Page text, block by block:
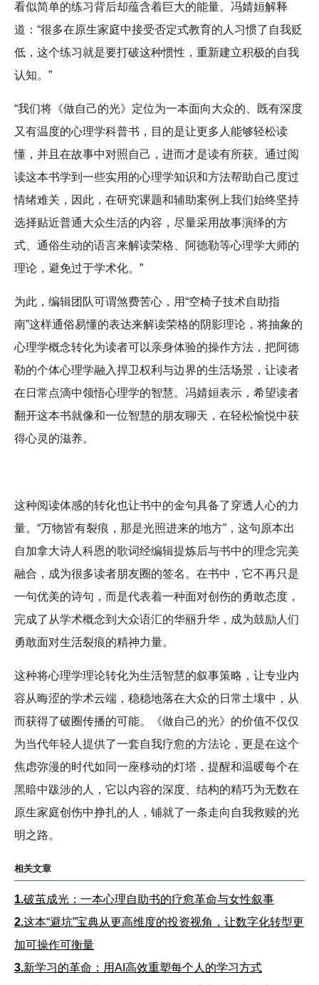
看似简单的练习背后却蕴含着巨大的能量。冯婧姮解释
道：“很多在原生家庭中接受否定式教育的人习惯了自我贬
低，这个练习就是要打破这种惯性，重新建立积极的自我
认知。”
“我们将《做自己的光》定位为一本面向大众的、既有深度
又有温度的心理学科普书，目的是让更多人能够轻松读
懂，并且在故事中对照自己，进而才是读有所获。通过阅
读这本书学到一些实用的心理学知识和方法帮助自己度过
情绪难关，因此，在研究课题和辅助案例上我们始终坚持
选择贴近普通大众生活的内容，尽量采用故事演绎的方
式、通俗生动的语言来解读荣格、阿德勒等心理学大师的
理论，避免过于学术化。”
为此，编辑团队可谓煞费苦心，用“空椅子技术自助指
南”这样通俗易懂的表达来解读荣格的阴影理论，将抽象的
心理学概念转化为读者可以亲身体验的操作方法，把阿德
勒的个体心理学融入捍卫权利与边界的生活场景，让读者
在日常点滴中领悟心理学的智慧。冯婧姮表示，希望读者
翻开这本书就像和一位智慧的朋友聊天，在轻松愉悦中获
得心灵的滋养。
这种阅读体感的转化也让书中的金句具备了穿透人心的力
量。“万物皆有裂痕，那是光照进来的地方”，这句原本出
自加拿大诗人科恩的歌词经编辑提炼后与书中的理念完美
融合，成为很多读者朋友圈的签名。在书中，它不再只是
一句优美的诗句，而是代表着一种面对创伤的勇敢态度，
完成了从学术概念到大众语汇的华丽升华，成为鼓励人们
勇敢面对生活裂痕的精神力量。
这种将心理学理论转化为生活智慧的叙事策略，让专业内
容从晦涩的学术云端，稳稳地落在大众的日常土壤中，从
而获得了破圈传播的可能。《做自己的光》的价值不仅仅
为当代年轻人提供了一套自我疗愈的方法论，更是在这个
焦虑弥漫的时代如同一座移动的灯塔，提醒和温暖每个在
黑暗中跋涉的人，它以内容的深度、结构的精巧为无数在
原生家庭创伤中挣扎的人，铺就了一条走向自我救赎的光
明之路。
相关文章
1.破茧成光：一本心理自助书的疗愈革命与女性叙事
2.这本“避坑”宝典从更高维度的投资视角，让数字化转型更
加可操作可衡量
3.新学习的革命：用AI高效重塑每个人的学习方式